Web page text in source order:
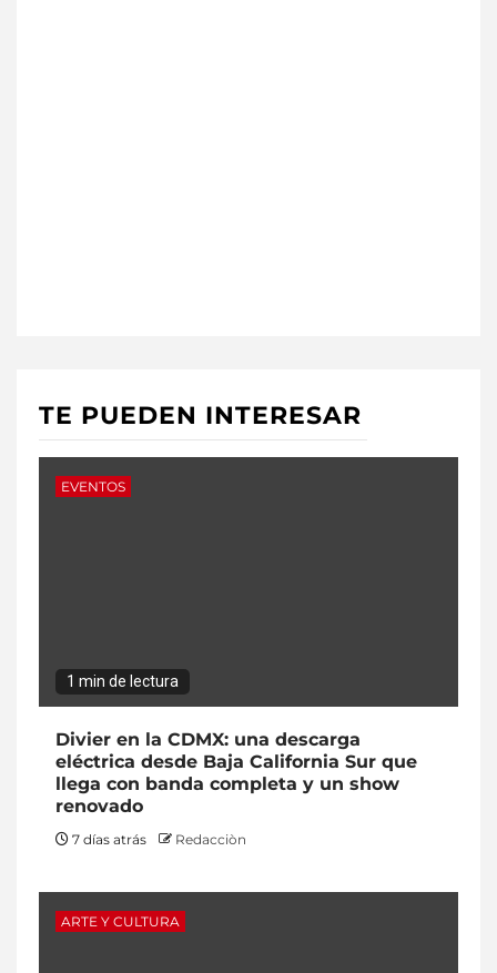
TE PUEDEN INTERESAR
EVENTOS
1 min de lectura
Divier en la CDMX: una descarga
eléctrica desde Baja California Sur que
llega con banda completa y un show
renovado
7 días atrás Redacciòn
ARTE Y CULTURA